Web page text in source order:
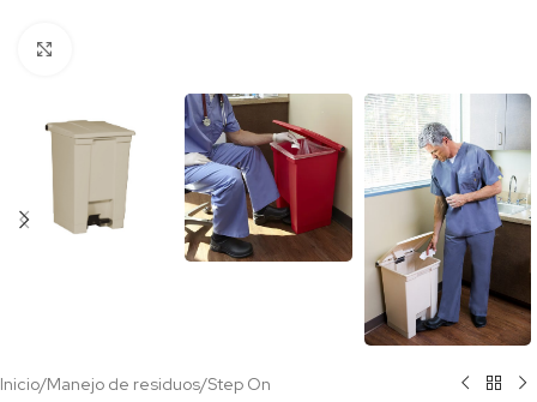
Inicio/Manejo de residuos/Step On